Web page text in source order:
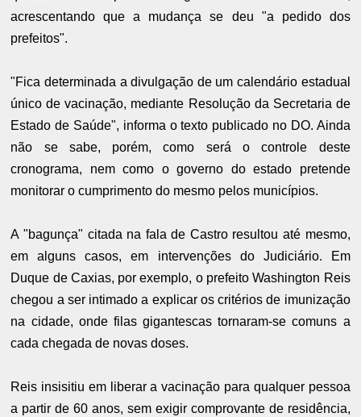
acrescentando que a mudança se deu "a pedido dos
prefeitos".
"Fica determinada a divulgação de um calendário estadual
único de vacinação, mediante Resolução da Secretaria de
Estado de Saúde", informa o texto publicado no DO. Ainda
não se sabe, porém, como será o controle deste
cronograma, nem como o governo do estado pretende
monitorar o cumprimento do mesmo pelos municípios.
A "bagunça" citada na fala de Castro resultou até mesmo,
em alguns casos, em intervenções do Judiciário. Em
Duque de Caxias, por exemplo, o prefeito Washington Reis
chegou a ser intimado a explicar os critérios de imunização
na cidade, onde filas gigantescas tornaram-se comuns a
cada chegada de novas doses.
Reis insisitiu em liberar a vacinação para qualquer pessoa
a partir de 60 anos, sem exigir comprovante de residência,